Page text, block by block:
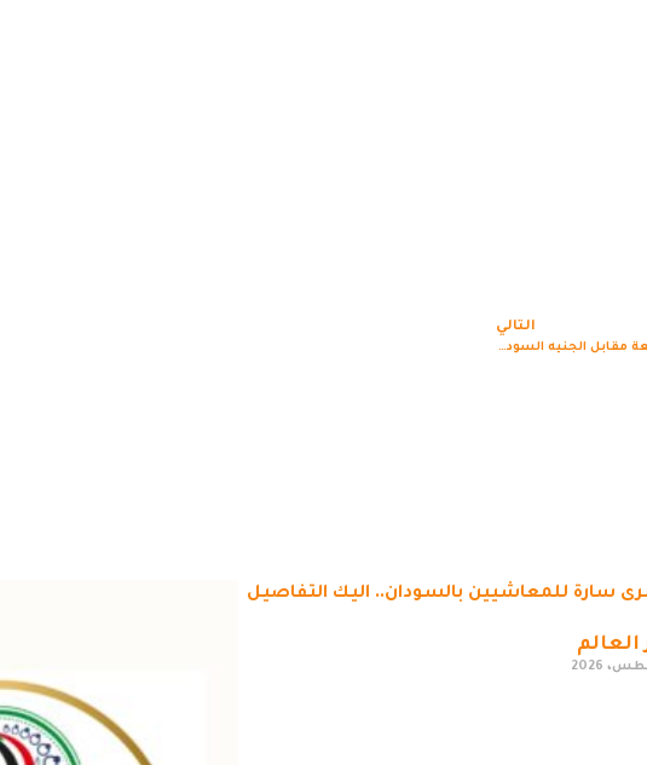
التالي
اسعار العملات اليوم الجمعة مقابل الجنيه السوداني
العالم